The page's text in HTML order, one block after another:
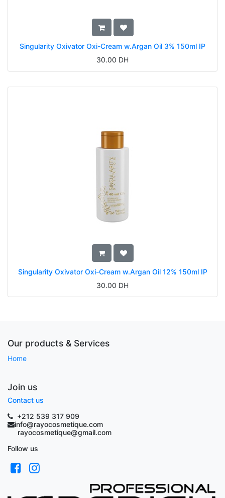
Singularity Oxivator Oxi-Cream w.Argan Oil 3% 150ml IP
30.00 DH
Singularity Oxivator Oxi-Cream w.Argan Oil 12% 150ml IP
30.00 DH
Our products & Services
Home
Join us
Contact us
+212 539 317 909
info@rayocosmetique.com
rayocosmetique@gmail.com
Follow us